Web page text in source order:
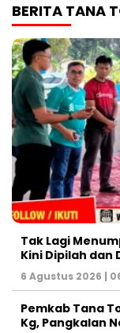
BERITA TANA
Tak Lagi
Kini Dipilah dan
6 Agustus 2026 |
Pemkab Tana
Kg, Pangkalan